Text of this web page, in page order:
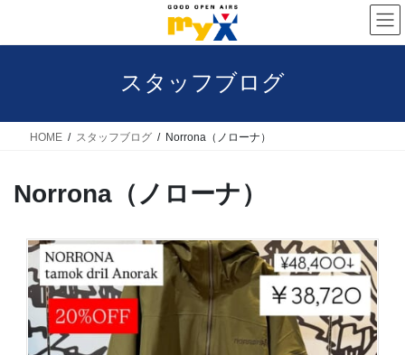
スタッフブログ
HOME スタッフブログ Norrona（ノローナ）
Norrona（ノローナ）